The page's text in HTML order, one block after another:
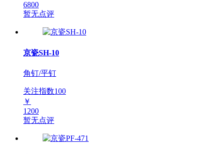
6800
暂无点评
京瓷SH-10
角钉/平钉
关注指数100
￥
1200
暂无点评